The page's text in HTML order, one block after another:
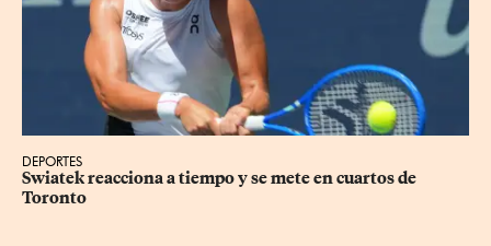
DEPORTES
Swiatek reacciona a tiempo y se mete en cuartos de
Toronto